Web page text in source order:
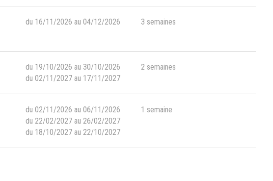
du 16/11/2026 au 04/12/2026 3 semaines
du 19/10/2026 au 30/10/2026
du 02/11/2027 au 17/11/2027
2 semaines
du 02/11/2026 au 06/11/2026
du 22/02/2027 au 26/02/2027
du 18/10/2027 au 22/10/2027
1 semaine